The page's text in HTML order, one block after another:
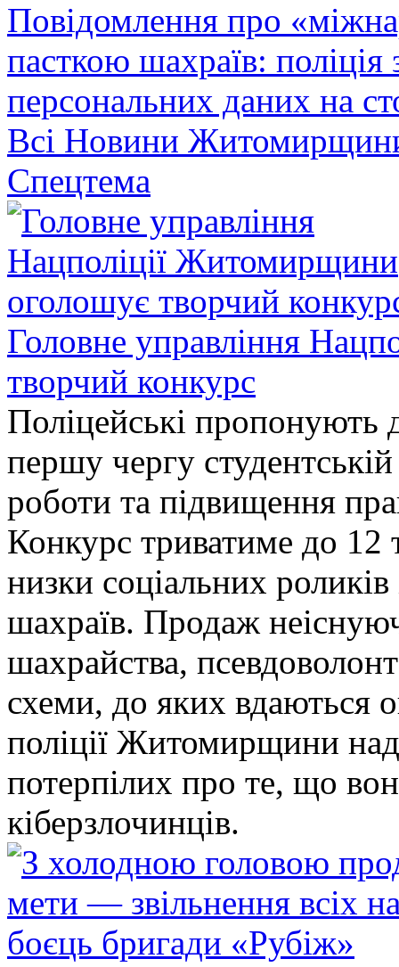
Повідомлення про
пасткою шахраїв: поліція
персональних даних на
Всі Новини
Спецтема
Головне управління
творчий конкурс
Поліцейські пропонують
першу чергу
роботи та підвищення
Конкурс триватиме до 12
низки соціальних
шахраїв. Продаж
шахрайства,
схеми, до яких
поліції Житомирщини
потерпілих про те, що
кіберзлочинців.